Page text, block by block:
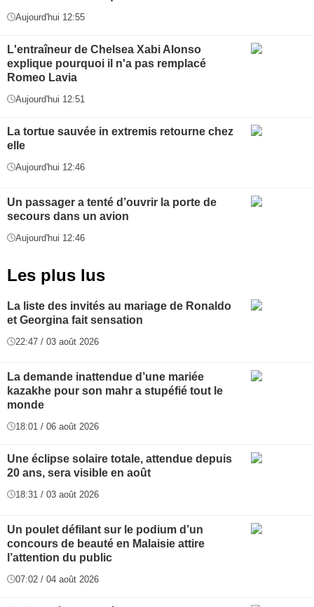
Aujourd'hui 12:55
L'entraîneur de Chelsea Xabi Alonso
explique pourquoi il n'a pas remplacé
Romeo Lavia
Aujourd'hui 12:51
La tortue sauvée in extremis retourne chez
elle
Aujourd'hui 12:46
Un passager a tenté d’ouvrir la porte de
secours dans un avion
Aujourd'hui 12:46
Les plus lus
La liste des invités au mariage de Ronaldo
et Georgina fait sensation
22:47 / 03 août 2026
La demande inattendue d’une mariée
kazakhe pour son mahr a stupéfié tout le
monde
18:01 / 06 août 2026
Une éclipse solaire totale, attendue depuis
20 ans, sera visible en août
18:31 / 03 août 2026
Un poulet défilant sur le podium d’un
concours de beauté en Malaisie attire
l’attention du public
07:02 / 04 août 2026